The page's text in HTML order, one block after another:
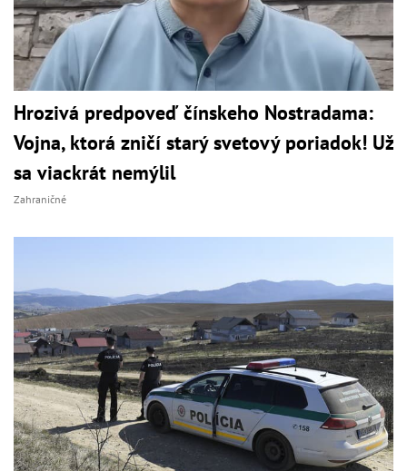
Hrozivá predpoveď čínskeho Nostradama:
Vojna, ktorá zničí starý svetový poriadok! Už
sa viackrát nemýlil
Zahraničné